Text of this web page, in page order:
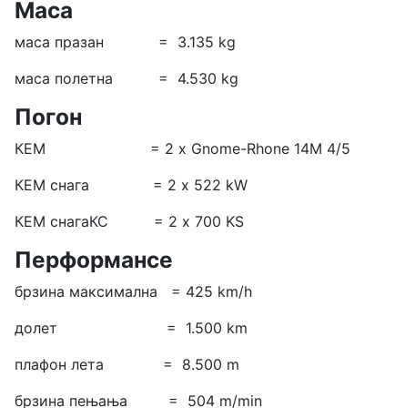
Маса
маса празан = 3.135 kg
маса полетна = 4.530 kg
Погон
КЕМ = 2 х Gnome-Rhone 14M 4/5
КЕМ снага = 2 x 522 kW
КЕМ снагаКС = 2 x 700 KS
Перформансе
брзина максимална = 425 km/h
долет = 1.500 km
плафон лета = 8.500 m
брзина пењања = 504 m/min